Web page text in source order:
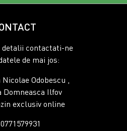
contactati-ne
de mai jos:
Odobescu ,
Domneasca Ilfov
exclusiv online
0771579931